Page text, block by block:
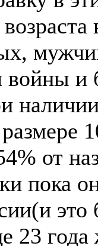
и
от
пока
это
23 года